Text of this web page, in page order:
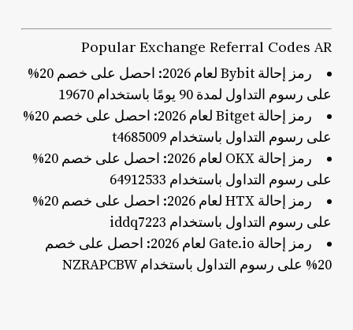
Popular Exchange Referral Codes AR
رمز إحالة Bybit لعام 2026: احصل على خصم 20%
على رسوم التداول لمدة 90 يومًا باستخدام 19670
رمز إحالة Bitget لعام 2026: احصل على خصم 20%
على رسوم التداول باستخدام t4685009
رمز إحالة OKX لعام 2026: احصل على خصم 20%
على رسوم التداول باستخدام 64912533
رمز إحالة HTX لعام 2026: احصل على خصم 20%
على رسوم التداول باستخدام iddq7223
رمز إحالة Gate.io لعام 2026: احصل على خصم
20% على رسوم التداول باستخدام NZRAPCBW